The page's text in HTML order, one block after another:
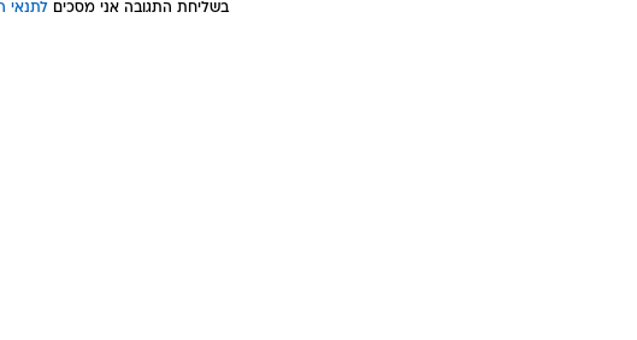
בשליחת התגובה אני מסכים לתנאי